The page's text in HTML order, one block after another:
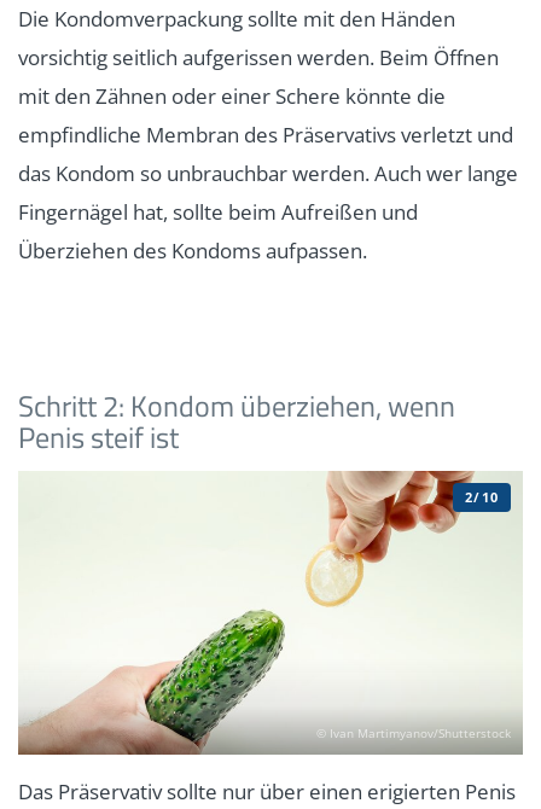
Die Kondomverpackung sollte mit den Händen
vorsichtig seitlich aufgerissen werden. Beim Öffnen
mit den Zähnen oder einer Schere könnte die
empfindliche Membran des Präservativs verletzt und
das Kondom so unbrauchbar werden. Auch wer lange
Fingernägel hat, sollte beim Aufreißen und
Überziehen des Kondoms aufpassen.
Schritt 2: Kondom überziehen, wenn
Penis steif ist
© Ivan Martimyanov/Shutterstock
2/10
Das Präservativ sollte nur über einen erigierten Penis